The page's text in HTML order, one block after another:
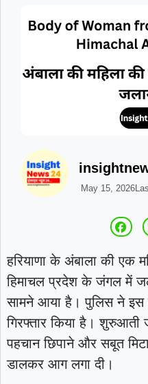
May 15, 2026
हरियाणा के अंबाला की एक
हिमाचल प्रदेश के जंगल में
सामने आया है। पुलिस ने इस
गिरफ्तार किया है।
पहचान छिपाने और सबूत
डालकर आग लगा दी।